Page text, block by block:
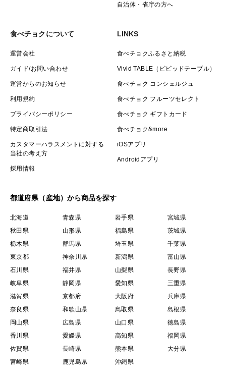
自治体・省庁の方へ
食べチョクについて
運営会社
ガイド/お問い合わせ
運営からのお知らせ
利用規約
プライバシーポリシー
特定商取引法
カスタマーハラスメントに対する
当社の考え方
採用情報
LINKS
食べチョクふるさと納税
Vivid TABLE（ビビッドテーブル）
食べチョク コンシェルジュ
食べチョク フルーツセレクト
食べチョク ギフトカード
食べチョク&more
iOSアプリ
Androidアプリ
都道府県（産地）から商品を探す
北海道 青森県 岩手県
宮城県
秋田県
山形県 福島県
茨城県
栃木県
群馬県 埼玉県
千葉県
東京都
神奈川県 新潟県
富山県
石川県
福井県 山梨県
長野県
岐阜県
静岡県 愛知県
三重県
滋賀県
京都府 大阪府
兵庫県
奈良県
和歌山県 鳥取県
島根県
岡山県
広島県 山口県
徳島県
香川県
愛媛県 高知県
福岡県
佐賀県
長崎県 熊本県
大分県
宮崎県
鹿児島県 沖縄県